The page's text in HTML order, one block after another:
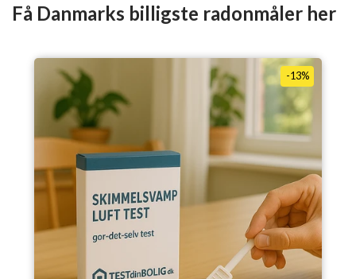
Få Danmarks billigste radonmåler her
-13%